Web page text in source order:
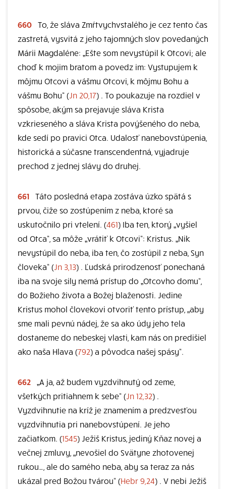
660 To, že sláva Zmŕtvychvstalého je cez tento čas
zastretá, vysvitá z jeho tajomných slov povedaných
Márii Magdaléne: „Ešte som nevystúpil k Otcovi; ale
choď k mojim bratom a povedz im: Vystupujem k
môjmu Otcovi a vášmu Otcovi, k môjmu Bohu a
vášmu Bohu“ (Jn 20,17) . To poukazuje na rozdiel v
spôsobe, akým sa prejavuje sláva Krista
vzkrieseného a sláva Krista povýšeného do neba,
kde sedí po pravici Otca. Udalosť nanebovstúpenia,
historická a súčasne transcendentná, vyjadruje
prechod z jednej slávy do druhej.
661 Táto posledná etapa zostáva úzko spätá s
prvou, čiže so zostúpením z neba, ktoré sa
uskutočnilo pri vtelení. (461) Iba ten, ktorý „vyšiel
od Otca“, sa môže „vrátiť k Otcovi“: Kristus. „Nik
nevystúpil do neba, iba ten, čo zostúpil z neba, Syn
človeka“ (Jn 3,13) . Ľudská prirodzenosť ponechaná
iba na svoje sily nemá prístup do „Otcovho domu“,
do Božieho života a Božej blaženosti. Jedine
Kristus mohol človekovi otvoriť tento prístup, „aby
sme mali pevnú nádej, že sa ako údy jeho tela
dostaneme do nebeskej vlasti, kam nás on predišiel
ako naša Hlava (792) a pôvodca našej spásy“.
662 „A ja, až budem vyzdvihnutý od zeme,
všetkých pritiahnem k sebe“ (Jn 12,32) .
Vyzdvihnutie na kríž je znamením a predzvesťou
vyzdvihnutia pri nanebovstúpení. Je jeho
začiatkom. (1545) Ježiš Kristus, jediný Kňaz novej a
večnej zmluvy, „nevošiel do Svätyne zhotovenej
rukou…, ale do samého neba, aby sa teraz za nás
ukázal pred Božou tvárou“ (Hebr 9,24) . V nebi Ježiš